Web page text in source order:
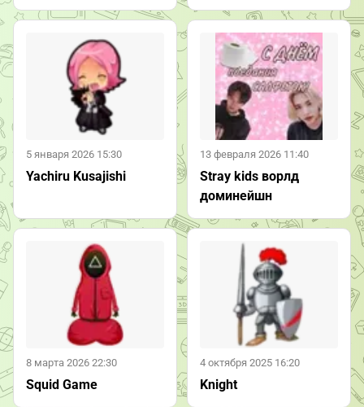
5 января 2026 15:30
Yachiru Kusajishi
13 февраля 2026 11:40
Stray kids ворлд
доминейшн
8 марта 2026 22:30
Squid Game
4 октября 2025 16:20
Knight